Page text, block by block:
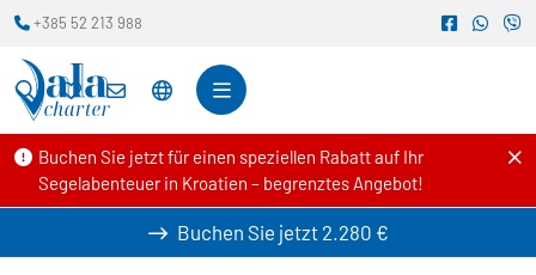
Buchen Sie jetzt für einen speziellen Rabatt auf Ihr
Segelabenteuer in Kroatien – begrenztes Angebot!
+385 52 213 988
Buchen Sie jetzt 2.280 €